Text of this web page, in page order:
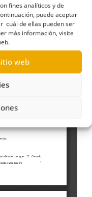
fines analíticos y de
puede aceptar
cuál de ellas pueden ser
más información, visite
web